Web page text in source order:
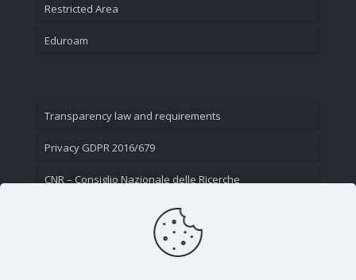
Restricted Area
Eduroam
Transparency law and requirements
Privacy GDPR 2016/679
CNR – Consiglio Nazionale delle Ricerche